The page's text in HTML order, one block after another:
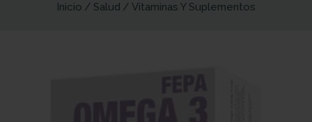
Inicio Salud Vitaminas Y Suplementos